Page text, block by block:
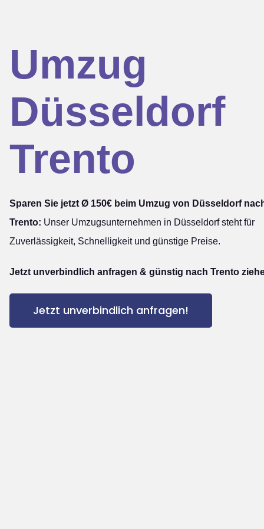
Umzug
Düsseldorf
Trento
Sparen Sie jetzt Ø 150€ beim Umzug von Düsseldorf
Trento: Unser Umzugsunternehmen in Düsseldorf steht für
Zuverlässigkeit, Schnelligkeit und günstige Preise.
Jetzt unverbindlich anfragen & günstig nach Trento
Jetzt unverbindlich anfragen!